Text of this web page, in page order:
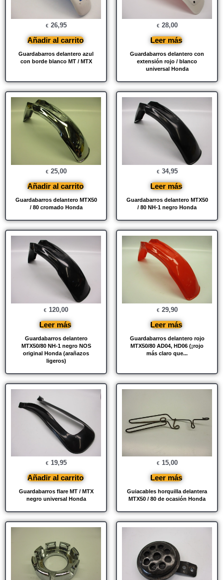
Guardabarros delantero azul
con borde blanco MT / MTX
€ 26,95
Añadir al carrito
Guardabarros delantero con
extensión rojo / blanco
universal Honda
€ 28,00
Leer más
Guardabarros delantero MTX50
/ 80 cromado Honda
€ 25,00
Añadir al carrito
Guardabarros delantero MTX50
/ 80 NH-1 negro Honda
€ 34,95
Leer más
Guardabarros delantero
MTX50/80 NH-1 negro NOS
original Honda (arañazos
ligeros)
€ 120,00
Leer más
Guardabarros delantero rojo
MTX50/80 AD04, HD06 (¡rojo
más claro que...
€ 29,90
Leer más
Guardabarros flare MT / MTX
negro universal Honda
€ 19,95
Añadir al carrito
Guiacables horquilla delantera
MTX50 / 80 de ocasión Honda
€ 15,00
Leer más